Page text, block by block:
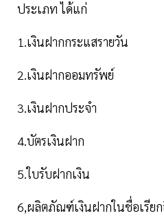
ประเภท ได้แก่
1.เงินฝากกระแสรายวัน
2.เงินฝากออมทรัพย์
3.เงินฝากประจำ
4.บัตรเงินฝาก
5.ใบรับฝากเงิน
6,ผลิตภัณฑ์เงินฝากในชื่อเรีย